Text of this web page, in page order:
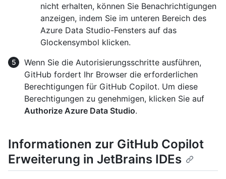
nicht erhalten, können Sie Benachrichtigungen
anzeigen, indem Sie im unteren Bereich des
Azure Data Studio-Fensters auf das
Glockensymbol klicken.
Wenn Sie die Autorisierungsschritte ausführen,
GitHub fordert Ihr Browser die erforderlichen
Berechtigungen für GitHub Copilot. Um diese
Berechtigungen zu genehmigen, klicken Sie auf
Authorize Azure Data Studio.
Informationen zur GitHub Copilot
Erweiterung in JetBrains IDEs